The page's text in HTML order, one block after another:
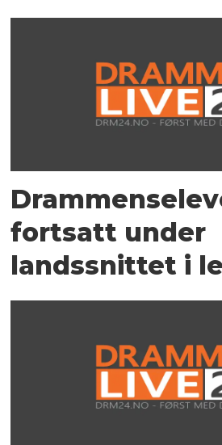
fortsatt under
landssnittet i